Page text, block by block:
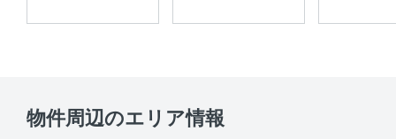
管理会社
物件周辺のエリア情報